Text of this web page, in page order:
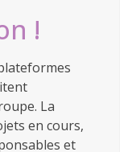
!
La
en cours,
et